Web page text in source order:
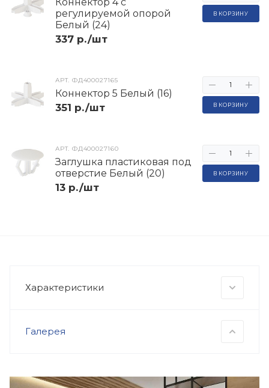
АРТ.ФД400027160
Заглушка пластиковая под
отверстие Белый (20)
13 р./шт
В КОРЗИНУ
АРТ.ФД400027165
Коннектор 5 Белый (16)
351 р./шт В КОРЗИНУ
регулируемой опорой
Белый (24)
337 р./шт
В КОРЗИНУ
Характеристики
Галерея